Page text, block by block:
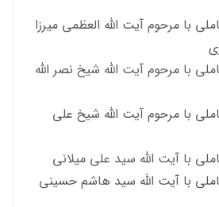
با مرحوم آيت الله العظمى ميرزا
با مرحوم آيت الله شيخ نصر الله
با مرحوم آيت الله شيخ علي
با آیت الله سيد علي ميلاني
با آيت الله سید هاشم حسینی